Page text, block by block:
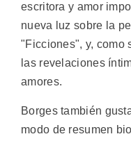
escritora y amor
nueva luz sobre la
"Ficciones", y, como
las revelaciones
amores.
Borges también
modo de resumen